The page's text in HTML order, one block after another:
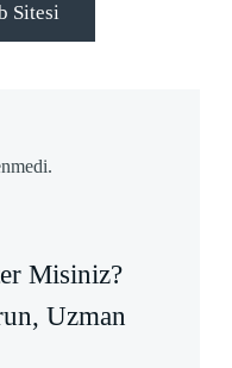
Sitesi
Misiniz?
Uzman